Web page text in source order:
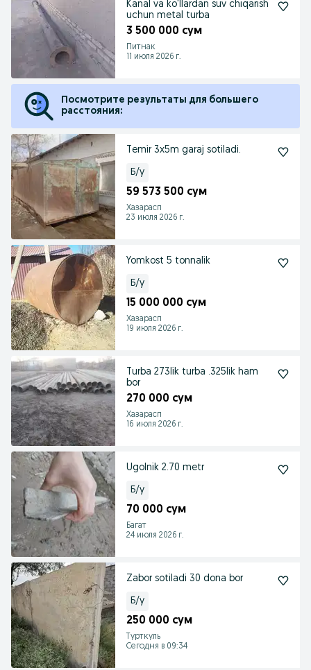
Kanal va ko'llardan suv chiqarish
uchun metal turba
3 500 000 сум
Питнак
11 июля 2026 г.
Посмотрите результаты для большего
расстояния:
Temir 3x5m garaj sotiladi.
Б/у
59 573 500 сум
Хазарасп
23 июля 2026 г.
Yomkost 5 tonnalik
Б/у
15 000 000 сум
Хазарасп
19 июля 2026 г.
Turba 273lik turba .325lik ham
bor
270 000 сум
Хазарасп
16 июля 2026 г.
Ugolnik 2.70 metr
Б/у
70 000 сум
Багат
24 июля 2026 г.
Zabor sotiladi 30 dona bor
Б/у
250 000 сум
Турткуль
Сегодня в 09:34